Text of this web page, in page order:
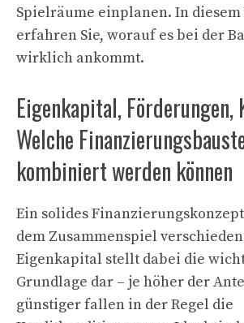
Spielräume einplanen. In
erfahren Sie, worauf es bei der
wirklich ankommt.
Eigenkapital, Förderungen,
Welche
kombiniert werden können
Ein solides
dem Zusammenspiel
Eigenkapital stellt dabei die
Grundlage dar – je höher der
günstiger fallen in der Regel die